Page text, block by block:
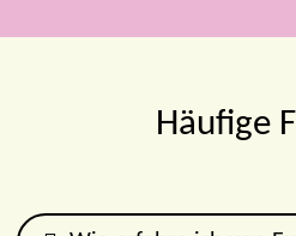
Häufige